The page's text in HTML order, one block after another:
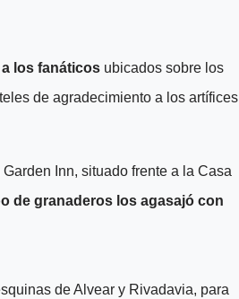
los fanáticos ubicados sobre los
de agradecimiento a los artífices
Inn, situado frente a la Casa
de granaderos los agasajó con
de Alvear y Rivadavia, para